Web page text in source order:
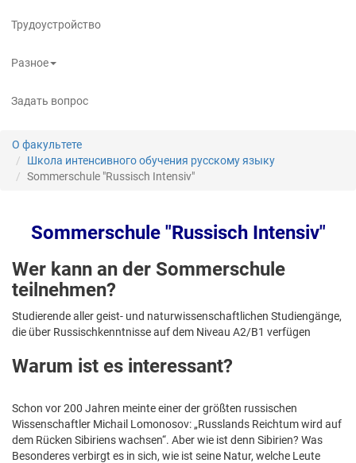
Трудоустройство
Разное
Задать вопрос
О факультете
Школа интенсивного обучения русскому языку
Sommerschule "Russisch Intensiv"
Sommerschule "Russisch Intensiv"
Wer kann an der Sommerschule
teilnehmen?
Studierende aller geist- und naturwissenschaftlichen Studiengänge,
die über Russischkenntnisse auf dem Niveau A2/B1 verfügen
Warum ist es interessant?
Schon vor 200 Jahren meinte einer der größten russischen
Wissenschaftler Michail Lomonosov: „Russlands Reichtum wird auf
dem Rücken Sibiriens wachsen“. Aber wie ist denn Sibirien? Was
Besonderes verbirgt es in sich, wie ist seine Natur, welche Leute